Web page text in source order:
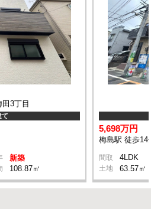
3丁目
て
新築
108.87㎡
5,698万円
梅島駅 徒歩14
間取 4LDK
土地 63.57㎡